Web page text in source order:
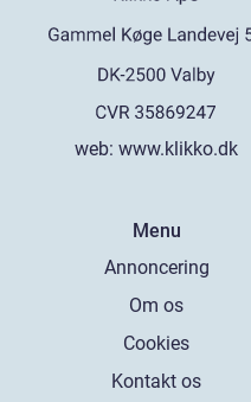
web: www.klikko.dk
Menu
Annoncering
Om os
Cookies
Kontakt os